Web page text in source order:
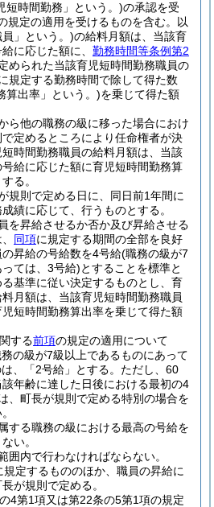
短時間勤務」という。)の承認を受
規定の適用を受けるものを含む。以
」という。)の給料月額は、当該育
に応じた額に、 勤務時間等条例第2
められた当該育児短時間勤務職員の
規定する勤務時間で除して得た数
算出率」という。)を乗じて得た額
ら他の職務の級に移った場合におけ
定めるところにより任命権者が決
時間勤務職員の給料月額は、当該
給に応じた額に育児短時間勤務算
る。
規則で定める日に、同日前1年間に
績に応じて、行うものとする。
を昇給させるか否か及び昇給させる
同項に規定する期間の全部を良好
昇給の号給数を4号給(職務の級が7
ては、3号給)とすることを標準と
基準に従い決定するものとし、育
月額は、当該育児短時間勤務職員
短時間勤務算出率を乗じて得た額
する前項の規定の適用について
の級が7級以上であるものにあって
、「2号給」とする。 ただし、60
年齢に達した日後における最初の4
、町長が規則で定める特別の場合を
する職務の級における最高の号給を
い。
囲内で行わなければならない。
規定するもののほか、職員の昇給に
が規則で定める。
4第1項又は第22条の5第1項の規定